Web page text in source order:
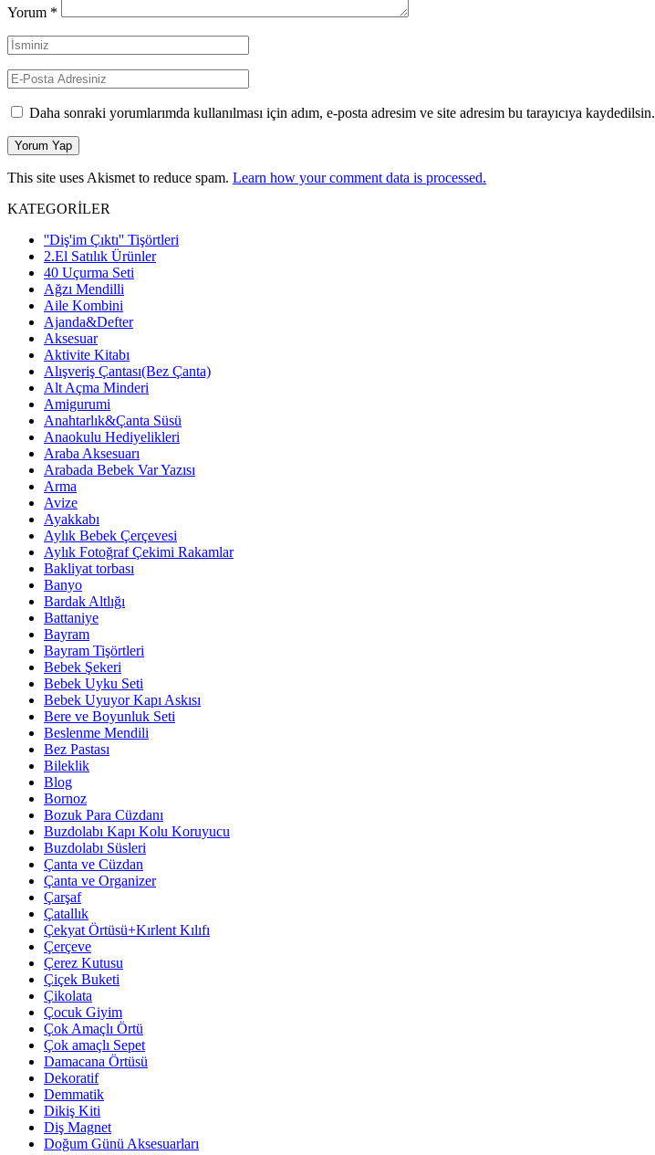
Yorum *
Daha sonraki yorumlarımda kullanılması için adım, e-posta adresim ve site adresim bu tarayıcıya kaydedilsin.
This site uses Akismet to reduce spam. Learn how your comment data is processed.
KATEGORİLER
''Diş'im Çıktı'' Tişörtleri
2.El Satılık Ürünler
40 Uçurma Seti
Ağzı Mendilli
Aile Kombini
Ajanda&Defter
Aksesuar
Aktivite Kitabı
Alışveriş Çantası(Bez Çanta)
Alt Açma Minderi
Amigurumi
Anahtarlık&Çanta Süsü
Anaokulu Hediyelikleri
Araba Aksesuarı
Arabada Bebek Var Yazısı
Arma
Avize
Ayakkabı
Aylık Bebek Çerçevesi
Aylık Fotoğraf Çekimi Rakamlar
Bakliyat torbası
Banyo
Bardak Altlığı
Battaniye
Bayram
Bayram Tişörtleri
Bebek Şekeri
Bebek Uyku Seti
Bebek Uyuyor Kapı Askısı
Bere ve Boyunluk Seti
Beslenme Mendili
Bez Pastası
Bileklik
Blog
Bornoz
Bozuk Para Cüzdanı
Buzdolabı Kapı Kolu Koruyucu
Buzdolabı Süsleri
Çanta ve Cüzdan
Çanta ve Organizer
Çarşaf
Çatallık
Çekyat Örtüsü+Kırlent Kılıfı
Çerçeve
Çerez Kutusu
Çiçek Buketi
Çikolata
Çocuk Giyim
Çok Amaçlı Örtü
Çok amaçlı Sepet
Damacana Örtüsü
Dekoratif
Demmatik
Dikiş Kiti
Diş Magnet
Doğum Günü Aksesuarları